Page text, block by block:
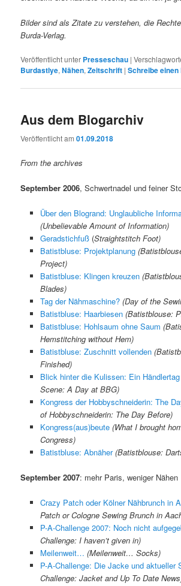
Bilder sind als Zitate zu verstehen, die
Burda-Verlag.
Veröffentlicht unter Presseschau |
Burdastlye,Nähen,Zeitschrift |Schreibe
Aus dem Blogarchiv
Veröffentlicht am01.09.2018
From the archives
September 2006, Schwertnadel und feiner
Über den Blogrand: Unglaubliche
(Unbelievable Amount of Information)
Geradstichfuß(Straightstitch Foot)
Batistbluse: Projektplanung
Project)
Batistbluse: Klingen kreuzen
Blades)
Tag der Nähmaschine? (Day of the
Batistbluse: Haarbiesen (Batistblouse:
Batistbluse: Hohlsaum ohne Saum
Hemstitching without Hem)
Batistbluse: Zuschnitt vollenden
Finished)
Blick hinter die Kulissen: Ein Händlertag
Scene: A Day at BBG)
Kongress der Hobbyschneiderin: The
of Hobbyschneiderin: The Day Before)
Kongress(aus)beute (What I brought
Congress)
Batistbluse: Abnäher (Batistblouse:
September 2007: mehr Paris, weniger Nähen
Crazy Patch oder Kölner Nähbrunch in
Patch or Cologne Sewing Brunch in
P-A-Challenge 2007: Noch nicht
Challenge: I haven’t given in)
Meilenweit… (Meilenweit… Socks)
P-A-Challenge: Die Jacke und aktueller
Challenge: Jacket and Up To Date